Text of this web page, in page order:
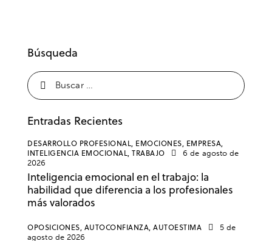
Búsqueda
Entradas Recientes
DESARROLLO PROFESIONAL, EMOCIONES, EMPRESA,
INTELIGENCIA EMOCIONAL, TRABAJO
6 de agosto de
2026
Inteligencia emocional en el trabajo: la
habilidad que diferencia a los profesionales
más valorados
OPOSICIONES, AUTOCONFIANZA, AUTOESTIMA
5 de
agosto de 2026